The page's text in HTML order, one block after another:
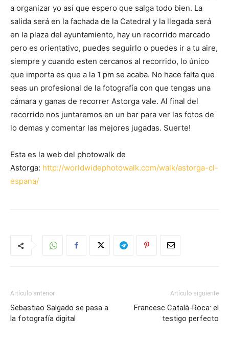
a organizar yo así que espero que salga todo bien. La
salida será en la fachada de la Catedral y la llegada será
en la plaza del ayuntamiento, hay un recorrido marcado
pero es orientativo, puedes seguirlo o puedes ir a tu aire,
siempre y cuando esten cercanos al recorrido, lo único
que importa es que a la 1 pm se acaba. No hace falta que
seas un profesional de la fotografía con que tengas una
cámara y ganas de recorrer Astorga vale. Al final del
recorrido nos juntaremos en un bar para ver las fotos de
lo demas y comentar las mejores jugadas. Suerte!
Esta es la web del photowalk de
Astorga: http://worldwidephotowalk.com/walk/astorga-cl-
espana/
Artículo anterior
Sebastiao Salgado se pasa a
la fotografía digital
Artículo siguiente
Francesc Català-Roca: el
testigo perfecto